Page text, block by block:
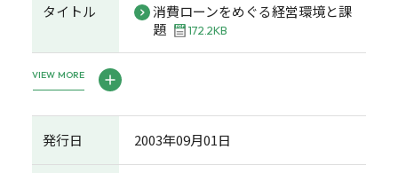
タイトル
消費ローンをめぐる経営環境と課
題
172.2KB
VIEW MORE
発行日 2003年09月01日